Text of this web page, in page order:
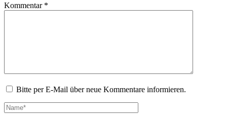
Kommentar *
Bitte per E-Mail über neue Kommentare informieren.
Name*